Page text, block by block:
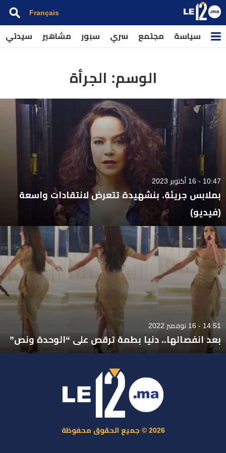
Français
سياسة مجتمع سري سبور مشاهير سيدتي
الوسم: الجرأة
10:47 - 16 أكتوبر 2023
بملابس جريئة. بنشهيدة تتعرض لانتقادات واسعة
(فيديو)
14:51 - 16 نوفمبر 2022
بعد انفصالها.. دنيا بطمة ترقص على “الوحدة ونص”
2026 © جميع الحقوق محفوظة